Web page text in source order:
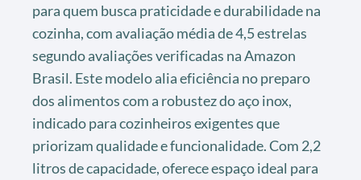
para quem busca praticidade e durabilidade na
cozinha, com avaliação média de 4,5 estrelas
segundo avaliações verificadas na Amazon
Brasil. Este modelo alia eficiência no preparo
dos alimentos com a robustez do aço inox,
indicado para cozinheiros exigentes que
priorizam qualidade e funcionalidade. Com 2,2
litros de capacidade, oferece espaço ideal para